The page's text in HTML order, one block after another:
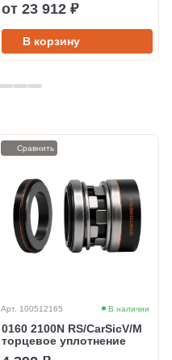
от 23 912 ₽
В корзину
Арт. 100512165 В наличии
0160 2100N RS/CarSicV/M
торцевое уплотнение
Сравнить